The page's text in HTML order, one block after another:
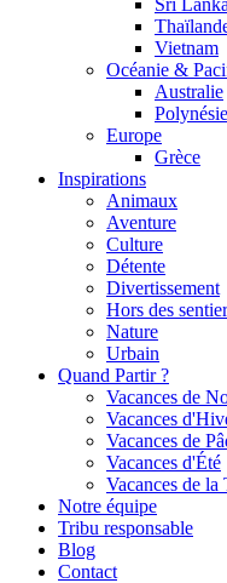
Sri Lanka
Vietnam
Océanie &
Australie
Polynésie
Europe
Grèce
Inspirations
Animaux
Aventure
Culture
Détente
Divertissement
Hors des
Nature
Urbain
Quand Partir ?
Vacances de
Vacances
Vacances de
Vacances d'Été
Vacances de la
Notre équipe
Tribu responsable
Blog
Contact